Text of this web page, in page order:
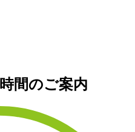
間のご案内